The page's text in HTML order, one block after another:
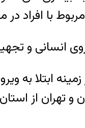
ابتلا به
تهران از